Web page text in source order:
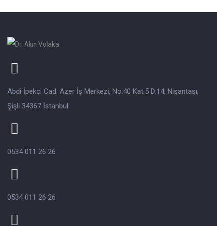
Abdi İpekçi Cad. Azer İş Merkezi, No:40 Kat:5 D:14, Nişantaşı,
Şişli 34367 İstanbul
0534 011 26 26
0534 011 26 26